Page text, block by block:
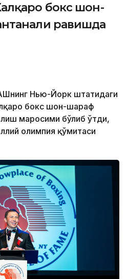
бокс шон-
равишда
Нью-Йорк штатидаги
бокс шон-шараф
маросими бўлиб ўтди,
олимпия қўмитаси